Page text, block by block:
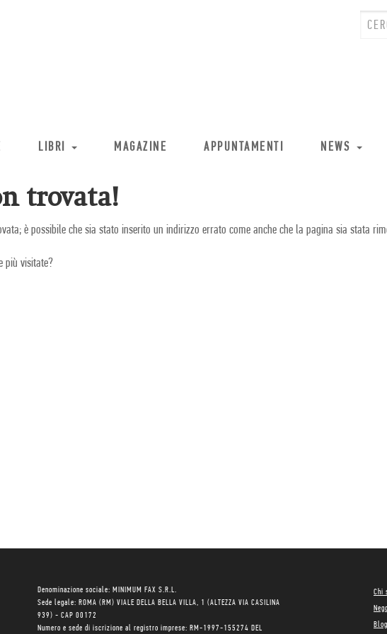
LIBRI MAGAZINE APPUNTAMENTI NEWS
trovata!
è possibile che sia stato inserito un indirizzo errato come anche che la pagina sia stata
più visitate?
Denominazione sociale: MINIMUM FAX S.R.L.
Sede legale: ROMA (RM) VIALE DELLA BELLA VILLA, 1 (ALTEZZA VIA CASILINA
939) - CAP 00172
Numero e sede di iscrizione al registro imprese: RM-1997-155274 DEL
Chi